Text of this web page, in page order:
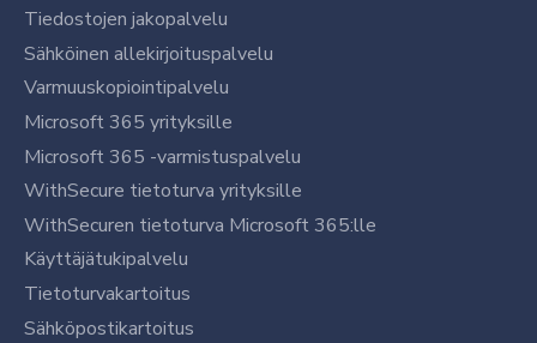
Tiedostojen jakopalvelu
Sähköinen allekirjoituspalvelu
Varmuuskopiointipalvelu
Microsoft 365 yrityksille
Microsoft 365 -varmistuspalvelu
WithSecure tietoturva yrityksille
WithSecuren tietoturva Microsoft 365:lle
Käyttäjätukipalvelu
Tietoturvakartoitus
Sähköpostikartoitus